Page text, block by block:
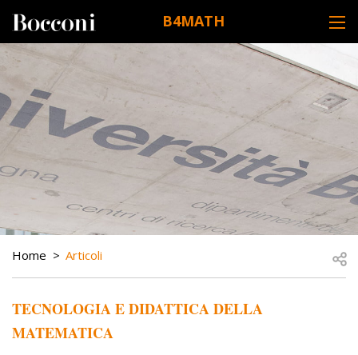
B4MATH
DESK NAVIGATION
BREADCRUMB
Home Articoli
TECNOLOGIA E DIDATTICA DELLA
MATEMATICA